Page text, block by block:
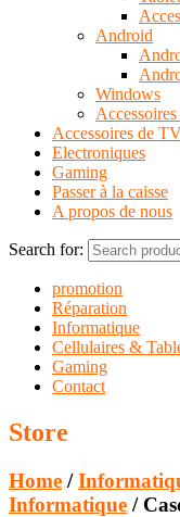
Android
Windows
Accessoires de
Electroniques
Gaming
Passer à la caisse
A propos de nous
Search for:
promotion
Réparation
Informatique
Cellulaires &
Gaming
Contact
Store
Home /
Informatique /